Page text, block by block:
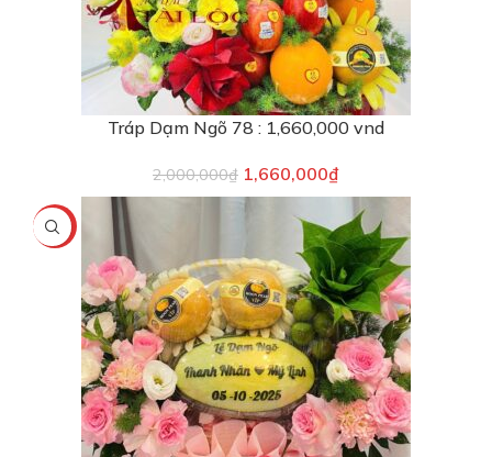
Tráp Dạm Ngõ 78 : 1,660,000 vnd
2,000,000₫ 1,660,000₫
-19%